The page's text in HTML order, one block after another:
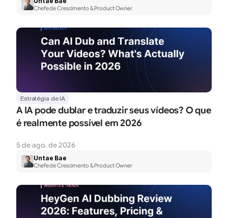
Chefe de Crescimento & Product Owner
Estratégia de IA
A IA pode dublar e traduzir seus vídeos? O que
é realmente possível em 2026
5 de ago. de 2026
Untae Bae
Chefe de Crescimento & Product Owner